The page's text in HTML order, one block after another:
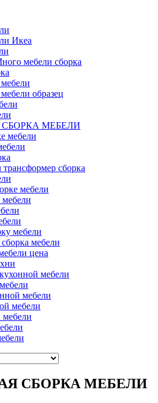
Икеа
мебели сборка
образец
МЕБЕЛИ
мебели
сборка
мебели
мебели
мебели
мебели
цена
мебели
мебели
мебели
мебели
СБОРКА МЕБЕЛИ